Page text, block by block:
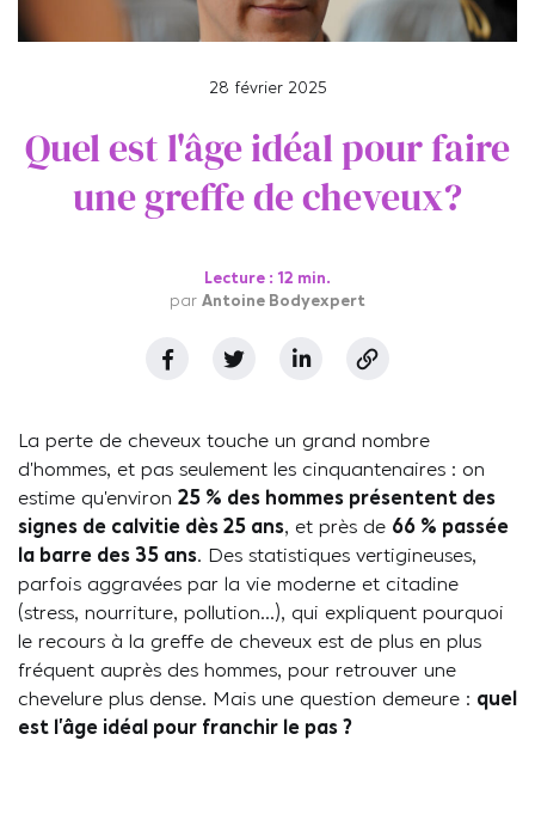
28 février 2025
Quel est l'âge idéal pour faire
une greffe de cheveux?
Lecture : 12 min.
par Antoine Bodyexpert
La perte de cheveux touche un grand nombre
d’hommes, et pas seulement les cinquantenaires : on
estime qu’environ 25 % des hommes présentent des
signes de calvitie dès 25 ans, et près de 66 % passée
la barre des 35 ans. Des statistiques vertigineuses,
parfois aggravées par la vie moderne et citadine
(stress, nourriture, pollution…), qui expliquent pourquoi
le recours à la greffe de cheveux est de plus en plus
fréquent auprès des hommes, pour retrouver une
chevelure plus dense. Mais une question demeure : quel
est l’âge idéal pour franchir le pas ?